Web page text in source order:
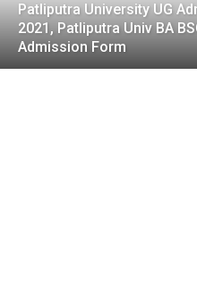
Patliputra University UG
2021, Patliputra Univ BA
Admission Form